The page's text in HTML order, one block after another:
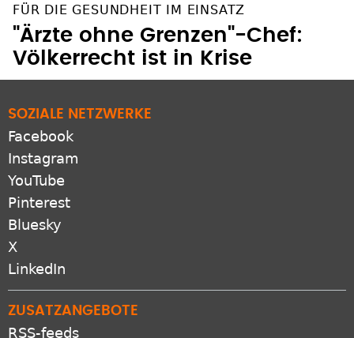
FÜR DIE GESUNDHEIT IM EINSATZ
"Ärzte ohne Grenzen"-Chef:
SOZIALE NETZWERKE
Facebook
Instagram
YouTube
Pinterest
Bluesky
X
ZUSATZANGEBOTE